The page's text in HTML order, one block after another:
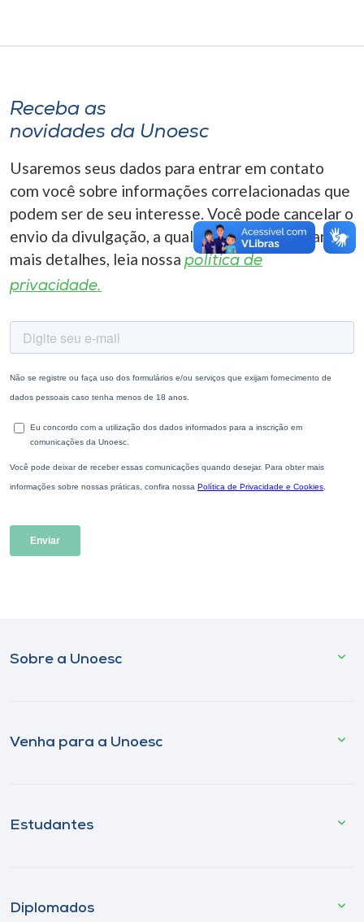
A+
Receba as
novidades da Unoesc
Usaremos seus dados para entrar em contato
com você sobre informações correlacionadas que
podem ser de seu interesse. Você pode cancelar o
envio da divulgação, a qualquer momento. Para
mais detalhes, leia nossa política de
privacidade.
Sobre a Unoesc
Venha para a Unoesc
Estudantes
Diplomados